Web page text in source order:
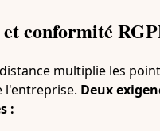
conformité
multiplie les
l'entreprise. Deux
: